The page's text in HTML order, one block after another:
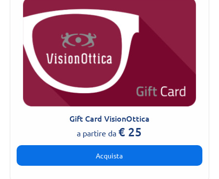
Gift Card VisionOttica
a partire da € 25
Acquista